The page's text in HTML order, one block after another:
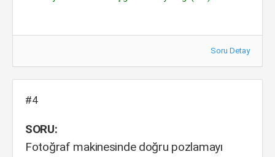
Soru Detay
#4
SORU:
Fotoğraf makinesinde doğru pozlamayı